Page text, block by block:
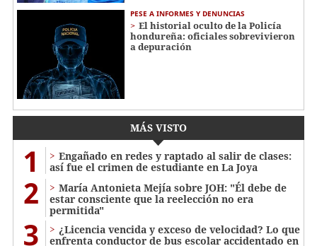
PESE A INFORMES Y DENUNCIAS
El historial oculto de la Policía
hondureña: oficiales sobrevivieron
a depuración
MÁS VISTO
1
Engañado en redes y raptado al salir de clases:
así fue el crimen de estudiante en La Joya
2
María Antonieta Mejía sobre JOH: "Él debe de
estar consciente que la reelección no era
permitida"
3
¿Licencia vencida y exceso de velocidad? Lo que
enfrenta conductor de bus escolar accidentado en